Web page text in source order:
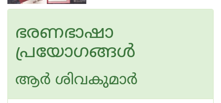
ഭരണഭാഷാ
പ്രയോഗങ്ങള്‍
ആര്‍ ശിവകുമാര്‍